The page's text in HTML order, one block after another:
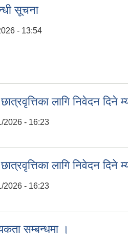
सूचना
- 13:54
लागि निवेदन दिने
2026 - 16:23
लागि निवेदन दिने
2026 - 16:23
सम्बन्धमा ।